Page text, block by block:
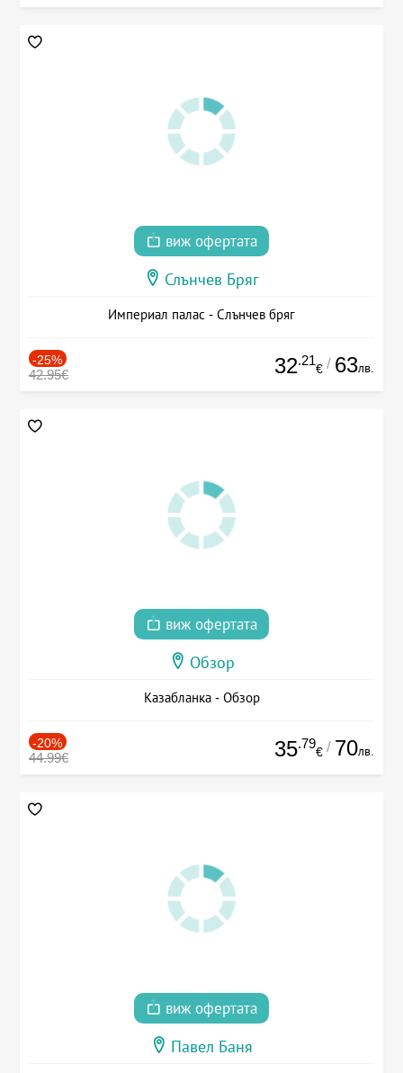
виж офертата
Слънчев Бряг
Империал палас - Слънчев бряг
-25%
42.95€ 32.21
€ / 63лв.
виж офертата
Обзор
Казабланка - Обзор
-20%
44.99€ 35.79
€ / 70лв.
виж офертата
Павел Баня